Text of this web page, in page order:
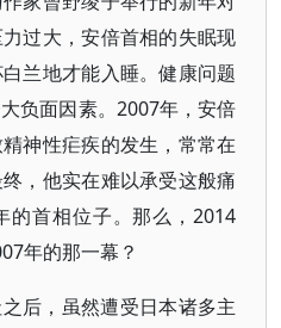
过大，安倍首相的失眠现
兰地才能入睡。健康问题
负面因素。2007年，安倍
神性疟疾的发生，常常在
，他实在难以承受这般痛
的首相位子。那么，2014
年的那一幕？
后，虽然遭受日本诸多主